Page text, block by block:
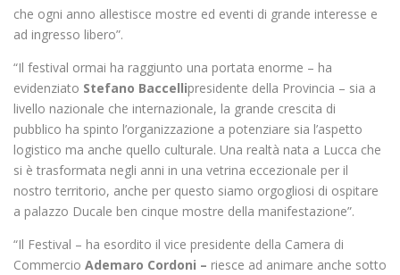
che ogni anno allestisce mostre ed eventi di grande interesse e
ad ingresso libero”.
“Il festival ormai ha raggiunto una portata enorme – ha
evidenziato Stefano Baccellipresidente della Provincia – sia a
livello nazionale che internazionale, la grande crescita di
pubblico ha spinto l’organizzazione a potenziare sia l’aspetto
logistico ma anche quello culturale. Una realtà nata a Lucca che
si è trasformata negli anni in una vetrina eccezionale per il
nostro territorio, anche per questo siamo orgogliosi di ospitare
a palazzo Ducale ben cinque mostre della manifestazione”.
“Il Festival – ha esordito il vice presidente della Camera di
Commercio Ademaro Cordoni – riesce ad animare anche sotto